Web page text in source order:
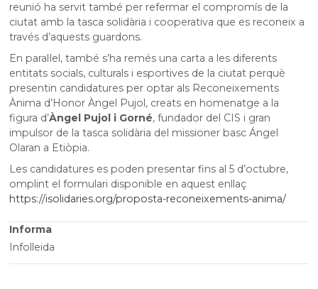
reunió ha servit també per refermar el compromís de la
ciutat amb la tasca solidària i cooperativa que es reconeix a
través d’aquests guardons.
En paral·lel, també s’ha remés una carta a les diferents
entitats socials, culturals i esportives de la ciutat perquè
presentin candidatures per optar als Reconeixements
Ànima d’Honor Àngel Pujol, creats en homenatge a la
figura d’Àngel Pujol i Gorné, fundador del CIS i gran
impulsor de la tasca solidària del missioner basc Ángel
Olaran a Etiòpia.
Les candidatures es poden presentar fins al 5 d’octubre,
omplint el formulari disponible en aquest enllaç
https://isolidaries.org/proposta-reconeixements-anima/
Informa
Infolleida